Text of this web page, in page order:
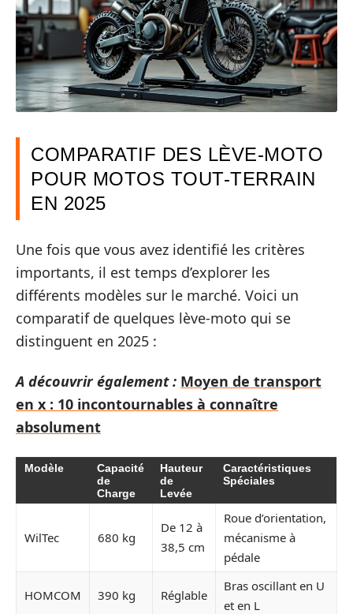
COMPARATIF DES LÈVE-MOTO
POUR MOTOS TOUT-TERRAIN
EN 2025
Une fois que vous avez identifié les critères
importants, il est temps d’explorer les
différents modèles sur le marché. Voici un
comparatif de quelques lève-moto qui se
distinguent en 2025 :
A découvrir également : Moyen de transport
en x : 10 incontournables à connaître
absolument
Modèle
Capacité
de
Charge
Hauteur
de
Levée
Caractéristiques
Spéciales
WilTec 680 kg
De 12 à
38,5 cm
Roue d’orientation,
mécanisme à
pédale
HOMCOM 390 kg Réglable
Bras oscillant en U
et en L